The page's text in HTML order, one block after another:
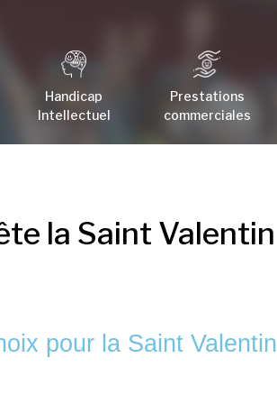
Handicap
Intellectuel
Prestations
commerciales
la Saint Valentin
pour la Saint Valentin